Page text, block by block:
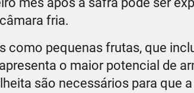
fria.
como pequenas frutas, que
o maior potencial de
são necessários para que